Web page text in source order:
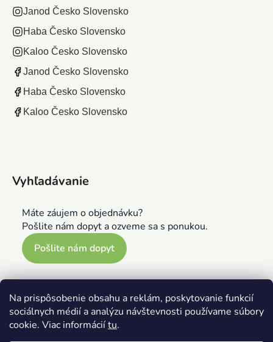
Na prispôsobenie obsahu a reklám, poskytovanie funkcií
sociálnych médií a analýzu návštevnosti používame súbory
cookie. Viac informáciítu.
Janod Česko Slovensko
Haba Česko Slovensko
Kaloo Česko Slovensko
Janod Česko Slovensko
Haba Česko Slovensko
Kaloo Česko Slovensko
Vyhľadávanie
Máte záujem o objednávku?
Pošlite nám dopyt a ozveme sa s ponukou.
Pošlite nám dopyt